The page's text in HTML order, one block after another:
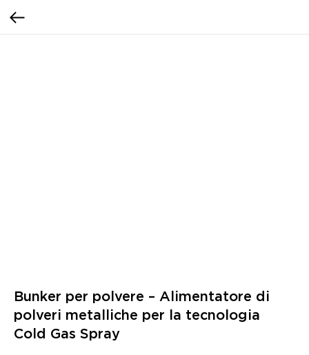
Bunker per polvere – Alimentatore di
polveri metalliche per la tecnologia
Cold Gas Spray